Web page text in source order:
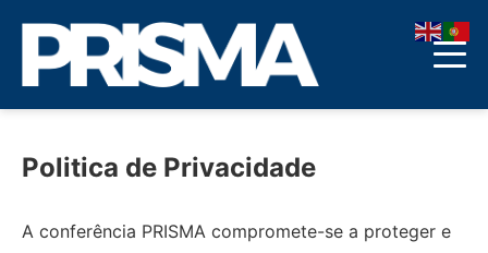
Politica de Privacidade
A conferência PRISMA compromete-se a proteger e